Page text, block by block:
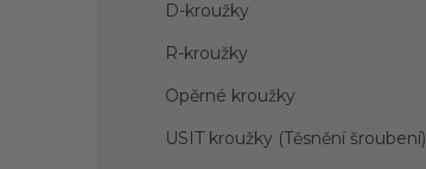
D-kroužky
R-kroužky
Opěrné kroužky
USIT kroužky (Těsnění šroubení)